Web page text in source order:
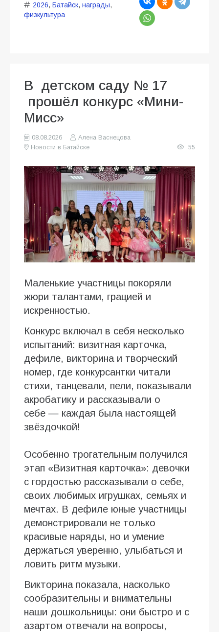
2026, Батайск, награды,
физкультура
В детском саду № 17
прошёл конкурс «Мини-
Мисс»
08.08.2026
Алена Васнецова
Новости в Батайске
55
Маленькие участницы покоряли
жюри талантами, грацией и
искренностью.
Конкурс включал в себя несколько
испытаний: визитная карточка,
дефиле, викторина и творческий
номер, где конкурсантки читали
стихи, танцевали, пели, показывали
акробатику и рассказывали о
себе — каждая была настоящей
звёздочкой!
Особенно трогательным получился
этап «Визитная карточка»: девочки
с гордостью рассказывали о себе,
своих любимых игрушках, семьях и
мечтах. В дефиле юные участницы
демонстрировали не только
красивые наряды, но и умение
держаться уверенно, улыбаться и
ловить ритм музыки.
Викторина показала, насколько
сообразительны и внимательны
наши дошкольницы: они быстро и с
азартом отвечали на вопросы,